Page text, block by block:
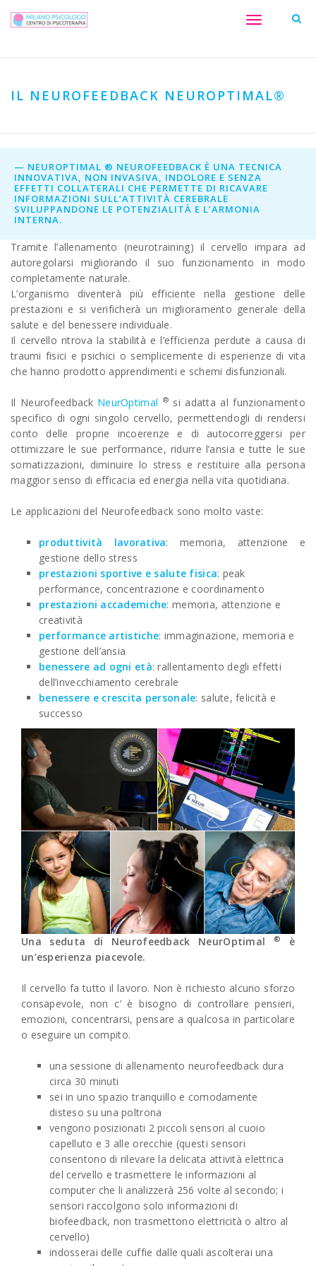
Toggle
IL NEUROFEEDBACK NEUROPTIMAL®
NEUROPTIMAL ® NEUROFEEDBACK È UNA TECNICA
INNOVATIVA, NON INVASIVA, INDOLORE E SENZA
EFFETTI COLLATERALI CHE PERMETTE DI RICAVARE
INFORMAZIONI SULL’ATTIVITÀ CEREBRALE
SVILUPPANDONE LE POTENZIALITÀ E L’ARMONIA
INTERNA.
Tramite l’allenamento (neurotraining) il cervello impara ad
autoregolarsi migliorando il suo funzionamento in modo
completamente naturale.
L’organismo diventerà più efficiente nella gestione delle
prestazioni e si verificherà un miglioramento generale della
salute e del benessere individuale.
Il cervello ritrova la stabilità e l’efficienza perdute a causa di
traumi fisici e psichici o semplicemente di esperienze di vita
che hanno prodotto apprendimenti e schemi disfunzionali.
Il Neurofeedback NeurOptimal ®si adatta al funzionamento
specifico di ogni singolo cervello, permettendogli di rendersi
conto delle proprie incoerenze e di autocorreggersi per
ottimizzare le sue performance, ridurre l’ansia e tutte le sue
somatizzazioni, diminuire lo stress e restituire alla persona
maggior senso di efficacia ed energia nella vita quotidiana.
Le applicazioni del Neurofeedback sono molto vaste:
produttività lavorativa: memoria, attenzione e
gestione dello stress
prestazioni sportive e salute fisica: peak
performance, concentrazione e coordinamento
prestazioni accademiche: memoria, attenzione e
creatività
performance artistiche: immaginazione, memoria e
gestione dell’ansia
benessere ad ogni età: rallentamento degli effetti
dell’invecchiamento cerebrale
benessere e crescita personale: salute, felicità e
successo
Una seduta di Neurofeedback NeurOptimal ®
è
un’esperienza piacevole.
Il cervello fa tutto il lavoro. Non è richiesto alcuno sforzo
consapevole, non c’ è bisogno di controllare pensieri,
emozioni, concentrarsi, pensare a qualcosa in particolare
o eseguire un compito.
una sessione di allenamento neurofeedback dura
circa 30 minuti
sei in uno spazio tranquillo e comodamente
disteso su una poltrona
vengono posizionati 2 piccoli sensori al cuoio
capelluto e 3 alle orecchie (questi sensori
consentono di rilevare la delicata attività elettrica
del cervello e trasmettere le informazioni al
computer che li analizzerà 256 volte al secondo; i
sensori raccolgono solo informazioni di
biofeedback, non trasmettono elettricità o altro al
cervello)
indosserai delle cuffie dalle quali ascolterai una